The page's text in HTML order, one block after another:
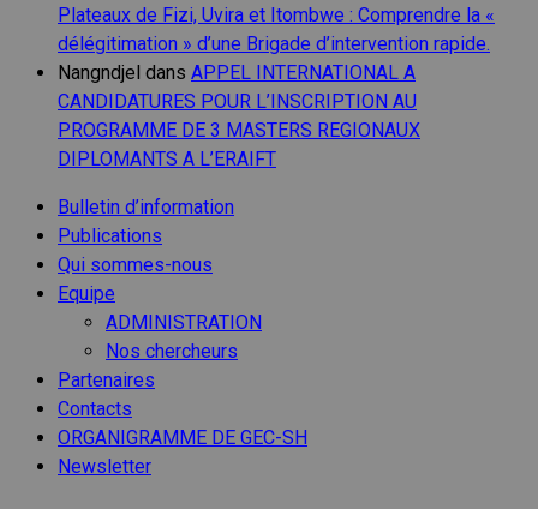
Plateaux de Fizi, Uvira et Itombwe : Comprendre la «
délégitimation » d’une Brigade d’intervention rapide.
Nangndjel dans APPEL INTERNATIONAL A
CANDIDATURES POUR L’INSCRIPTION AU
PROGRAMME DE 3 MASTERS REGIONAUX
DIPLOMANTS A L’ERAIFT
Bulletin d’information
Publications
Qui sommes-nous
Equipe
ADMINISTRATION
Nos chercheurs
Partenaires
Contacts
ORGANIGRAMME DE GEC-SH
Newsletter